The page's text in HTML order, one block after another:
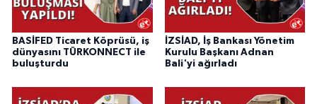
BASİFED Ticaret Köprüsü, iş
dünyasını TÜRKONNECT ile
buluşturdu
İZSİAD, İş Bankası Yönetim
Kurulu Başkanı Adnan
Bali'yi ağırladı